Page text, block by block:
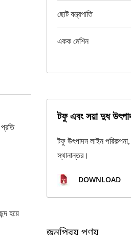
হয়ে
ছোট যন্ত্রপাতি
একক মেশিন
টফু এবং সয়া দুধ
টফু উৎপাদন লাইন
স্থানান্তর।
DOWNLOAD